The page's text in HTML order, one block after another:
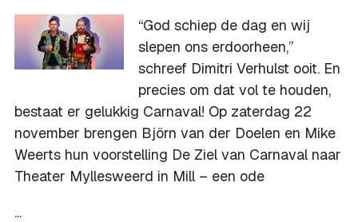
“God schiep de dag en wij
slepen ons erdoorheen,”
schreef Dimitri Verhulst ooit. En
precies om dat vol te houden,
bestaat er gelukkig Carnaval! Op zaterdag 22
november brengen Björn van der Doelen en Mike
Weerts hun voorstelling De Ziel van Carnaval naar
Theater Myllesweerd in Mill – een ode
...